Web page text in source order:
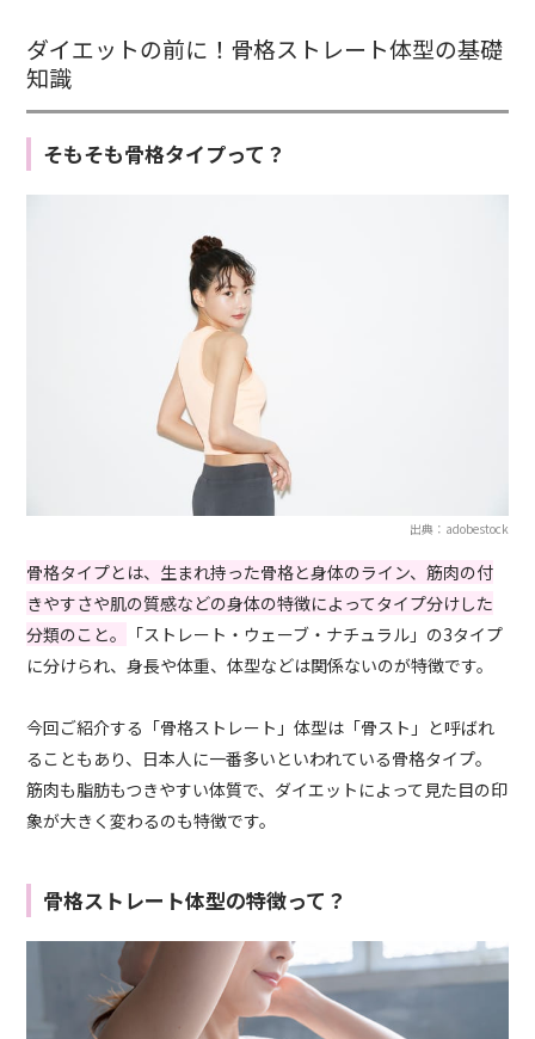
ダイエットの前に！骨格ストレート体型の基礎
知識
そもそも骨格タイプって？
出典：adobestock
骨格タイプとは、生まれ持った骨格と身体のライン、筋肉の付
きやすさや肌の質感などの身体の特徴によってタイプ分けした
分類のこと。
「ストレート・ウェーブ・ナチュラル」の3タイプ
に分けられ、身長や体重、体型などは関係ないのが特徴です。
今回ご紹介する「骨格ストレート」体型は「骨スト」と呼ばれ
ることもあり、日本人に一番多いといわれている骨格タイプ。
筋肉も脂肪もつきやすい体質で、ダイエットによって見た目の印
象が大きく変わるのも特徴です。
骨格ストレート体型の特徴って？